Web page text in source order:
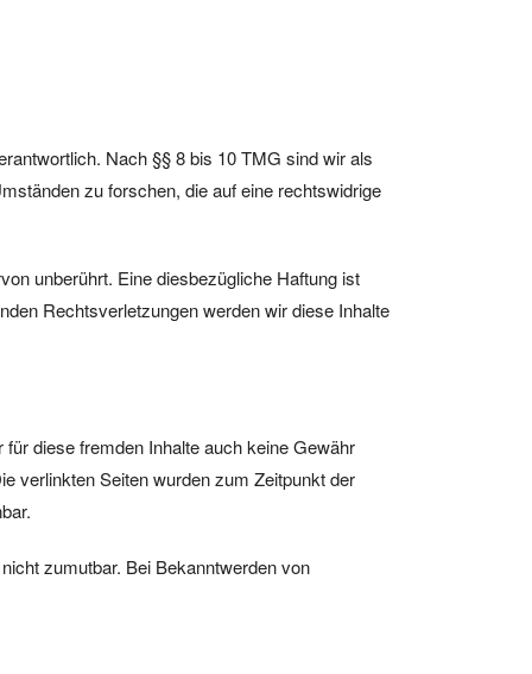
Nach §§ 8 bis 10 TMG sind wir als
zu forschen, die auf eine rechtswidrige
unberührt. Eine diesbezügliche Haftung ist
Rechtsverletzungen werden wir diese Inhalte
diese fremden Inhalte auch keine Gewähr
verlinkten Seiten wurden zum Zeitpunkt der
zumutbar. Bei Bekanntwerden von